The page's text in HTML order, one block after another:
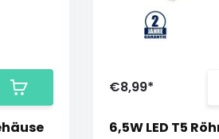
€8,99*
6,5W LED T5